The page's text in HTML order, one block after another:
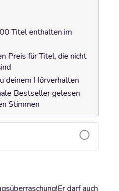
Titel enthalten im
Preis für Titel, die nicht
deinem Hörverhalten
Bestseller gelesen
Stimmen
hinzufügen
darf auch